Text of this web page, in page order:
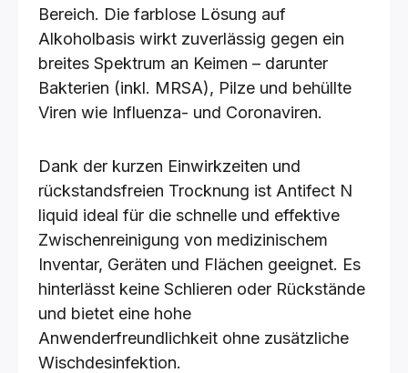
Bereich. Die farblose Lösung auf
Alkoholbasis wirkt zuverlässig gegen ein
breites Spektrum an Keimen – darunter
Bakterien (inkl. MRSA), Pilze und behüllte
Viren wie Influenza- und Coronaviren.
Dank der kurzen Einwirkzeiten und
rückstandsfreien Trocknung ist Antifect N
liquid ideal für die schnelle und effektive
Zwischenreinigung von medizinischem
Inventar, Geräten und Flächen geeignet. Es
hinterlässt keine Schlieren oder Rückstände
und bietet eine hohe
Anwenderfreundlichkeit ohne zusätzliche
Wischdesinfektion.